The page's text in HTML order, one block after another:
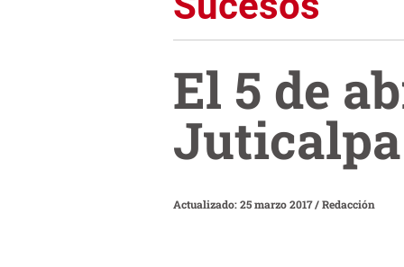
El 5 de
Actualizado: 25 marzo 2017/Redacción